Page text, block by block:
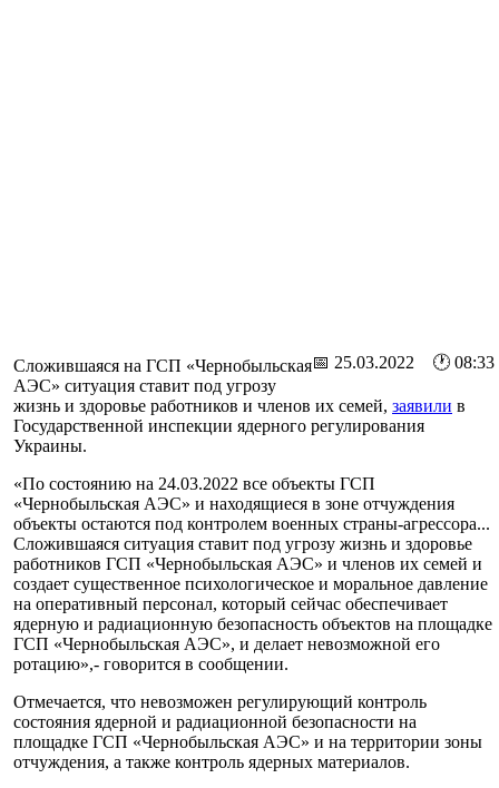
📅 25.03.2022 🕐 08:33
Сложившаяся на ГСП «Чернобыльская
АЭС» ситуация ставит под угрозу
жизнь и здоровье работников и членов их семей, заявили в
Государственной инспекции ядерного регулирования
Украины.
«По состоянию на 24.03.2022 все объекты ГСП
«Чернобыльская АЭС» и находящиеся в зоне отчуждения
объекты остаются под контролем военных страны-агрессора...
Сложившаяся ситуация ставит под угрозу жизнь и здоровье
работников ГСП «Чернобыльская АЭС» и членов их семей и
создает существенное психологическое и моральное давление
на оперативный персонал, который сейчас обеспечивает
ядерную и радиационную безопасность объектов на площадке
ГСП «Чернобыльская АЭС», и делает невозможной его
ротацию»,- говорится в сообщении.
Отмечается, что невозможен регулирующий контроль
состояния ядерной и радиационной безопасности на
площадке ГСП «Чернобыльская АЭС» и на территории зоны
отчуждения, а также контроль ядерных материалов.